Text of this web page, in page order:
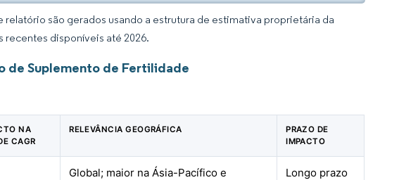
são gerados usando a estrutura de estimativa proprietária da
recentes disponíveis até 2026.
de Suplemento de Fertilidade
NA
CAGR
RELEVÂNCIA GEOGRÁFICA
PRAZO DE
IMPACTO
Global; maior na Ásia-Pacífico e
Longo prazo